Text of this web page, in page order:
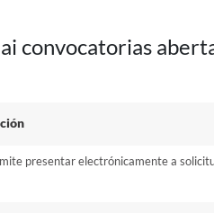
convocatorias
presentar electrónicamente a